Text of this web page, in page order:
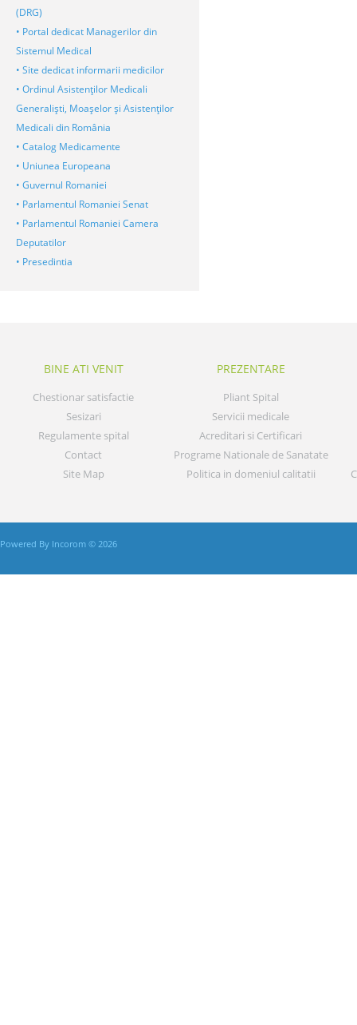
(DRG)
• Portal dedicat Managerilor din
Sistemul Medical
• Site dedicat informarii medicilor
• Ordinul Asistenţilor Medicali
Generalişti, Moaşelor şi Asistenţilor
Medicali din România
• Catalog Medicamente
• Uniunea Europeana
• Guvernul Romaniei
• Parlamentul Romaniei Senat
• Parlamentul Romaniei Camera
Deputatilor
• Presedintia
BINE ATI VENIT
Chestionar satisfactie
Sesizari
Regulamente spital
Contact
Site Map
PREZENTARE
Pliant Spital
Servicii medicale
Acreditari si Certificari
Programe Nationale de Sanatate
Politica in domeniul calitatii
Powered By Incorom © 2026